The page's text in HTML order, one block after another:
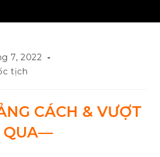
7, 2022
tịch
CÁCH & VƯỢT
QUA—